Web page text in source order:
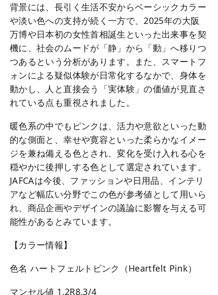
背景には、長引く生活不安からベーシックカラー
や淡い色への支持が続く一方で、2025年の大阪
万博や日本初の女性首相誕生といった出来事を契
機に、社会のムードが「静」から「動」へ移りつ
つあるという分析があります。また、スマートフ
ォンによる疑似体験が日常化するなかで、身体を
動かし、人と直接会う「実体験」の価値が見直さ
れている点も重視されました。
暖色系の中でもピンクは、活力や意欲といった動
的な側面と、幸せや寛容といった柔らかなイメー
ジを兼ね備える色とされ、変化を受け入れる心を
穏やかに後押しする色として選定されています。
JAFCAは今後、ファッションや日用品、インテリ
アなど幅広い分野でこの色が参考値として用いら
れ、商品企画やデザインの議論に影響を与える可
能性があるとみています。
【カラー情報】
色名 ハートフェルトピンク（Heartfelt Pink）
マンセル値 1.2R8.3/4